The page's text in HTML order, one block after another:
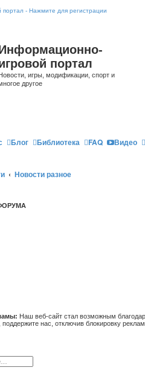
- Нажмите для регистрации
портал
игры, модификации, спорт и
другое
Блог Библиотека FAQ
Видео
Новости разное
Наш веб-сайт стал возможным
нас, отключив блокировку